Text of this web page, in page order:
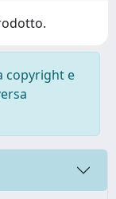
copyright e